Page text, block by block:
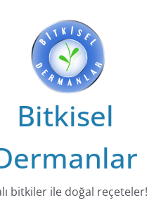
Bitkisel
bitkiler ile doğal reçeteler!